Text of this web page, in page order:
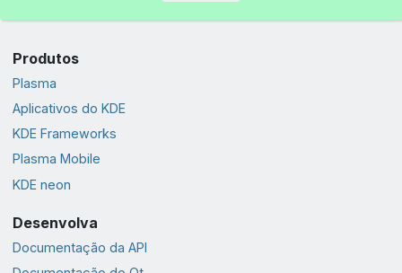
Produtos
Plasma
Aplicativos do KDE
KDE Frameworks
Plasma Mobile
KDE neon
Desenvolva
Documentação da API